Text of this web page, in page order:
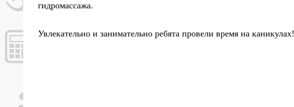
гидромассажа.
Увлекательно и занимательно ребята провели время на каникулах!